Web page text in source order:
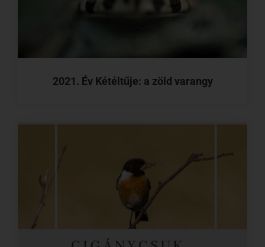
2021. Év Kétéltűje: a zöld varangy